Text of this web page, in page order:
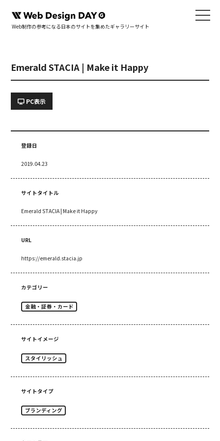
Web制作の参考になる日本のサイトを集めたギャラリーサイト
Emerald STACIA | Make it Happy
PC表示
登録日
2019.04.23
サイトタイトル
Emerald STACIA | Make it Happy
URL
https://emerald.stacia.jp
カテゴリー
金融・証券・カード
サイトイメージ
スタイリッシュ
サイトタイプ
ブランディング